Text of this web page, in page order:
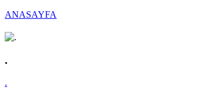
ANASAYFA
.
.